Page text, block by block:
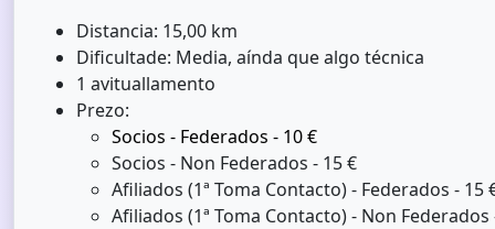
Distancia: 15,00 km
Dificultade: Media, aínda que algo técnica
1 avituallamento
Prezo:
Socios - Federados - 10 €
Socios - Non Federados - 15 €
Afiliados (1ª Toma Contacto) - Federados - 15
Afiliados (1ª Toma Contacto) - Non Federados